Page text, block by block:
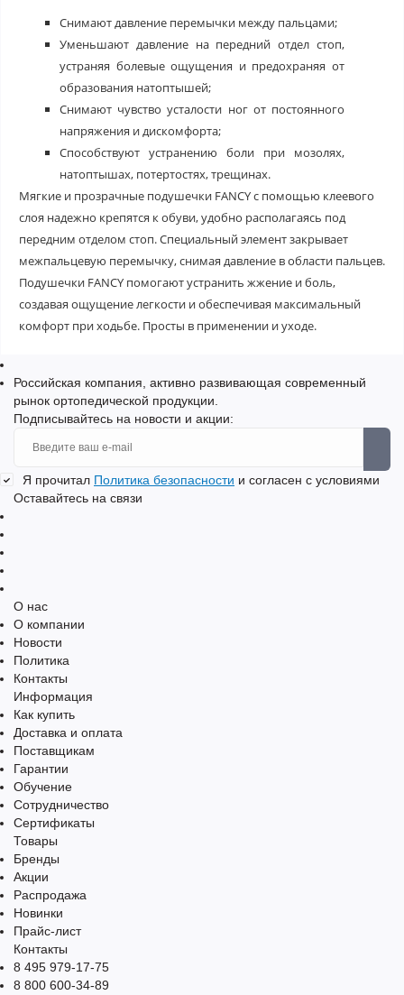
Снимают давление перемычки между пальцами;
Уменьшают давление на передний отдел стоп,
устраняя болевые ощущения и предохраняя от
образования натоптышей;
Снимают чувство усталости ног от постоянного
напряжения и дискомфорта;
Способствуют устранению боли при мозолях,
натоптышах, потертостях, трещинах.
Мягкие и прозрачные подушечки FANCY с помощью клеевого
слоя надежно крепятся к обуви, удобно располагаясь под
передним отделом стоп. Специальный элемент закрывает
межпальцевую перемычку, снимая давление в области пальцев.
Подушечки FANCY помогают устранить жжение и боль,
создавая ощущение легкости и обеспечивая максимальный
комфорт при ходьбе. Просты в применении и уходе.
Российская компания, активно развивающая современный
рынок ортопедической продукции.
Подписывайтесь на новости и акции:
Я прочитал Политика безопасности и согласен с условиями
Оставайтесь на связи
О нас
О компании
Новости
Политика
Контакты
Информация
Как купить
Доставка и оплата
Поставщикам
Гарантии
Обучение
Сотрудничество
Сертификаты
Товары
Бренды
Акции
Распродажа
Новинки
Прайс-лист
Контакты
8 495 979-17-75
8 800 600-34-89